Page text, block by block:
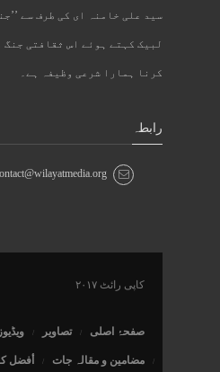
سید علی خامنہ ای کی طرف سے
لبیک کہتے ہوئے اس ثقافتی جنگ
کرنا ہمارا شرعی وظیفہ ہے۔
رابطہ
کاپی رائٹ ۲۰۱۷
صفحۂ اصلی تصاویر ویڈیوز
مضامین و مقالہ جات أفضل